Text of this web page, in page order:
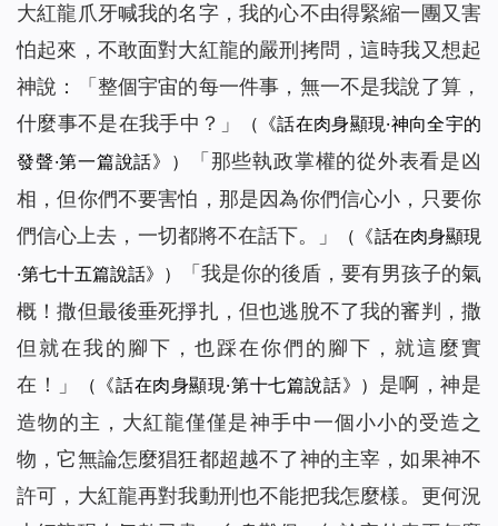
大紅龍爪牙喊我的名字，我的心不由得緊縮一團又害
怕起來，不敢面對大紅龍的嚴刑拷問，這時我又想起
神說：「 整個宇宙的每一件事，無一不是我說了算，
什麼事不是在我手中？ 」
（《話在肉身顯現·神向全宇的
發聲·第一篇說話》）
「 那些執政掌權的從外表看是凶
相，但你們不要害怕，那是因為你們信心小，只要你
們信心上去，一切都將不在話下。
」
（《話在肉身顯現
·第七十五篇說話》）
「 我是你的後盾，要有男孩子的氣
概！撒但最後垂死掙扎，但也逃脫不了我的審判，撒
但就在我的腳下，也踩在你們的腳下，就這麼實
在！
」 （《話在肉身顯現·第十七篇說話》） 是啊，神是
造物的主，大紅龍僅僅是神手中一個小小的受造之
物，它無論怎麼猖狂都超越不了神的主宰，如果神不
許可，大紅龍再對我動刑也不能把我怎麼樣。更何況